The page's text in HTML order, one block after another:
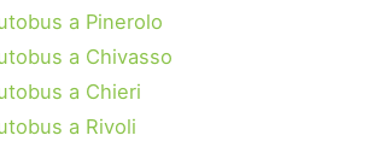
a Pinerolo
a Chivasso
a Chieri
a Rivoli